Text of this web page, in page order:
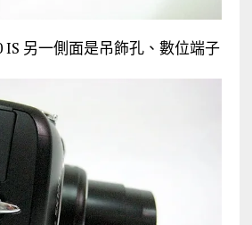
IS 另一側面是吊飾孔、數位端子